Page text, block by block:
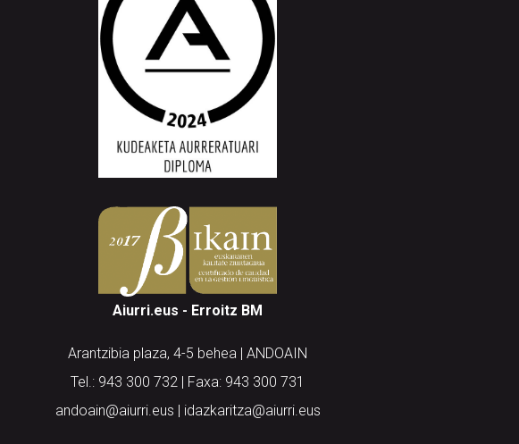
Aiurri.eus - Erroitz BM
Arantzibia plaza, 4-5 behea | ANDOAIN
Tel.: 943 300 732 | Faxa: 943 300 731
andoain@aiurri.eus | idazkaritza@aiurri.eus